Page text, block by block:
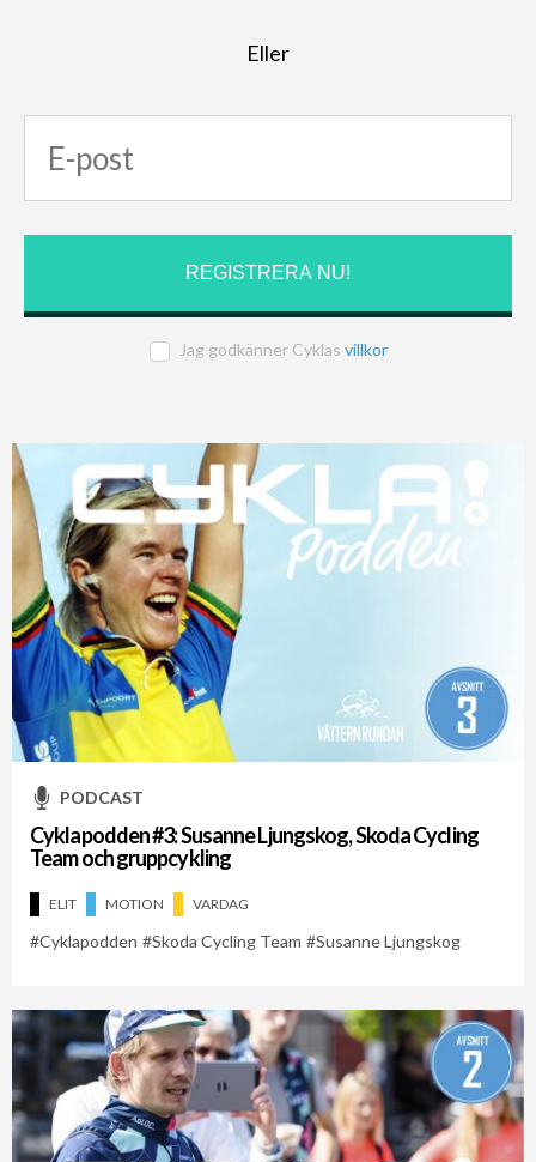
Eller
Jag godkänner Cyklas villkor
PODCAST
Cyklapodden #3: Susanne Ljungskog, Skoda Cycling
Team och gruppcykling
ELIT MOTION VARDAG
Cyklapodden Skoda Cycling Team Susanne Ljungskog